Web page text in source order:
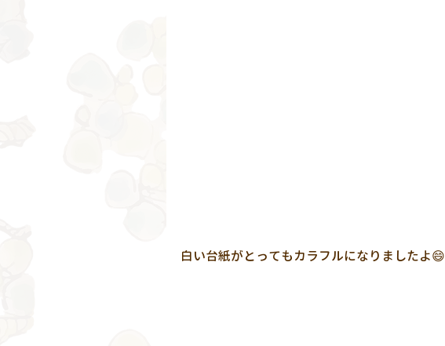
白い台紙がとってもカラフルになりましたよ😄